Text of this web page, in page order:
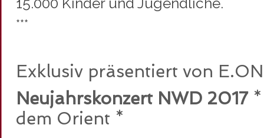
***
Exklusiv präsentiert von E.ON
Neujahrskonzert NWD 2017
dem Orient *